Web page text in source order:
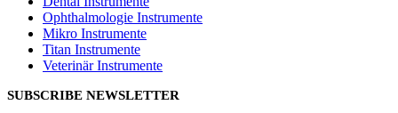
Ophthalmologie Instrumente
Mikro Instrumente
Titan Instrumente
Veterinär Instrumente
SUBSCRIBE NEWSLETTER